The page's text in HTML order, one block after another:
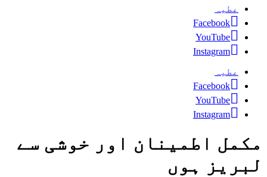
عطیہ
Facebook
YouTube
Instagram
عطیہ
Facebook
YouTube
Instagram
مکمل اطمینان اور خوشی سے
لبریز ہوں